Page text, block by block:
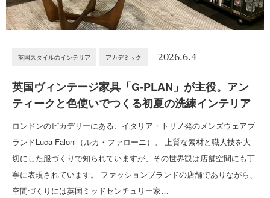
英国スタイルのインテリア アカデミック 2026.6.4
英国ヴィンテージ家具「G-PLAN」が主役。アン
ティークと色使いでつくる初夏の洗練インテリア
ロンドンのピカデリーにある、イタリア・トリノ発のメンズウェアブ
ランドLuca Faloni（ルカ・ファローニ）。 上質な素材と職人技を大
切にした服づくりで知られていますが、その世界観は店舗空間にも丁
寧に表現されています。 ファッションブランドの店舗でありながら、
空間づくりには英国ミッドセンチュリー家…